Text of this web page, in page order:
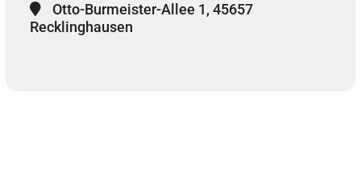
Otto-Burmeister-Allee 1, 45657
Recklinghausen